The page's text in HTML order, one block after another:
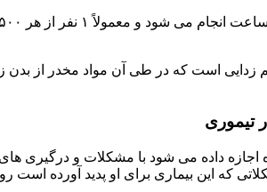
سم زدایی است که در طی آن مواد مخدر از
تیموری
که این بیماری برای او پدید آورده است